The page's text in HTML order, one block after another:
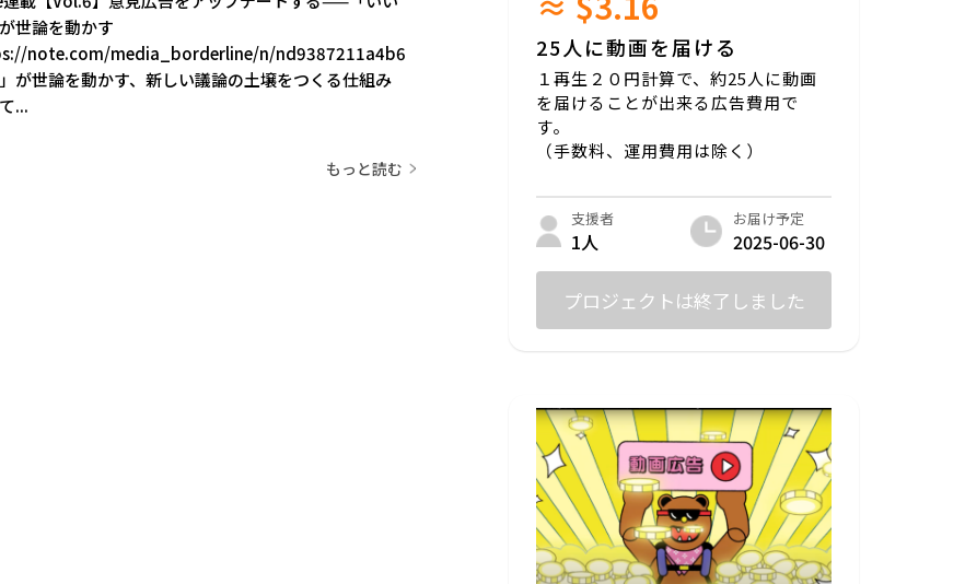
世論を動かす
note.com/media_borderline/n/nd9387211a4b6「い
が世論を動かす、新しい議論の土壌をつくる仕組み
...
もっと読む
25人に動画を届ける
１再生２０円計算で、約25人に動画
を届けることが出来る広告費用で
す。
（手数料、運用費用は除く）
支援者
1人
お届け予定
2025-06-30
プロジェクトは終了しました